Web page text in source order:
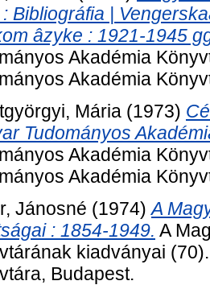
Bibliográfia |
âzyke : 1921-1945
Akadémia
Akadémia
Mária (1973)
Tudományos
Akadémia
Akadémia
Jánosné (1974)A
: 1854-1949. A
kiadványai
Budapest.